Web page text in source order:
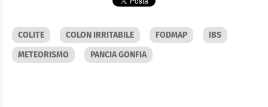
COLITE COLON IRRITABILE FODMAP
IBS
METEORISMO
PANCIA GONFIA